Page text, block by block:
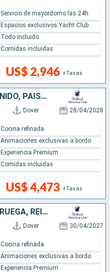
US$ 2,946 +Tasas
Servicio de mayordomo las 24h
Espacios exclusivos Yacht Club
Todo incluido
Comidas incluidas
IRLANDA, NORUEGA, REINO UNIDO, PAISES BAJOS
Dover 28/04/2028
US$ 4,473 +Tasas
Cocina refinada
Animaciones exclusivas a bordo
Experiencia Premium
Comidas incluidas
PAISES BAJOS, IRLANDA, NORUEGA, REINO UNIDO
Dover 30/04/2027
Cocina refinada
Animaciones exclusivas a bordo
Experiencia Premium